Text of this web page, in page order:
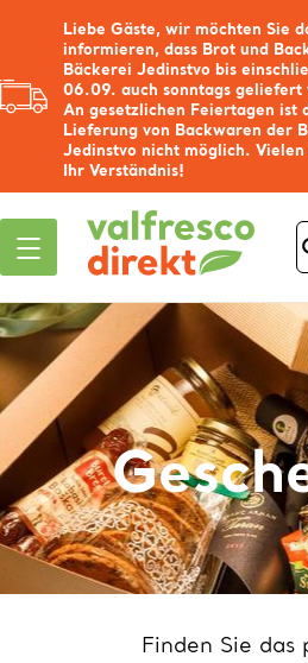
Liebe Gäste, wir möchten Sie
informieren, dass Brot und
Bäckerei Jedinstvo bis
06.09. auch sonntags geliefert
An gesetzlichen Feiertagen ist
Lieferung von Backwaren der
Jedinstvo nicht möglich.
Ihr Verständnis!
Finden Sie das